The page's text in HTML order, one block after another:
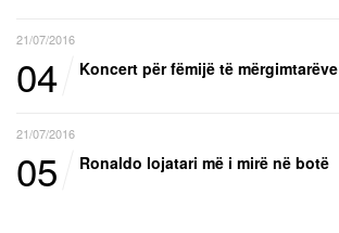
21/07/2016
04 Koncert për fëmijë të mërgimtarëve
21/07/2016
05 Ronaldo lojatari më i mirë në botë